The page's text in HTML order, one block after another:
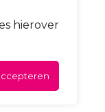
hierover
in nieuw tabblad)